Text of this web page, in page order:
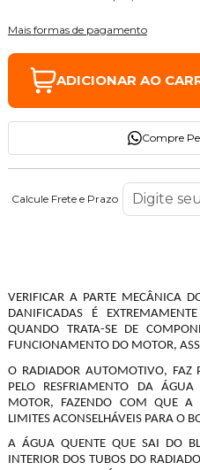
Mais formas de pagamento
ADICIONAR AO
Compre
Calcule Frete e Prazo
VERIFICAR A PARTE MECÂNICA
DANIFICADAS É
QUANDO TRATA-SE DE
FUNCIONAMENTO DO MOTOR,
O RADIADOR AUTOMOTIVO, FAZ
PELO RESFRIAMENTO DA
MOTOR, FAZENDO COM QUE A
LIMITES ACONSELHÁVEIS PARA O
A ÁGUA QUENTE QUE SAI DO
INTERIOR DOS TUBOS DO